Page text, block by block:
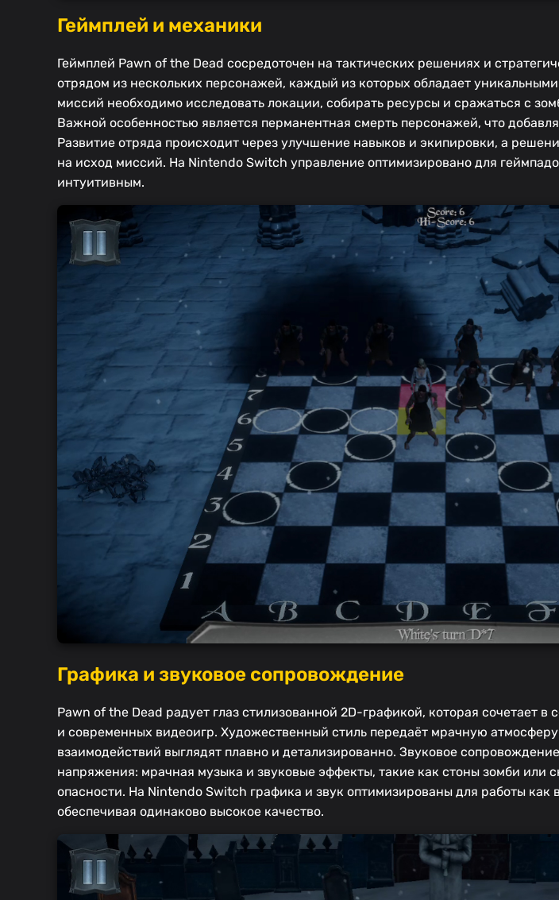
Геймплей и механики
Геймплей Pawn of the Dead сосредоточен на тактических решениях и
отрядом из нескольких персонажей, каждый из которых обладает
миссий необходимо исследовать локации, собирать ресурсы и сражаться с
Важной особенностью является перманентная смерть персонажей, что
Развитие отряда происходит через улучшение навыков и экипировки, а
на исход миссий. На Nintendo Switch управление оптимизировано для
интуитивным.
Графика и звуковое сопровождение
Pawn of the Dead радует глаз стилизованной 2D-графикой, которая сочетает в
и современных видеоигр. Художественный стиль передаёт мрачную
взаимодействий выглядят плавно и детализированно. Звуковое
напряжения: мрачная музыка и звуковые эффекты, такие как стоны зомби или
опасности. На Nintendo Switch графика и звук оптимизированы для работы как
обеспечивая одинаково высокое качество.